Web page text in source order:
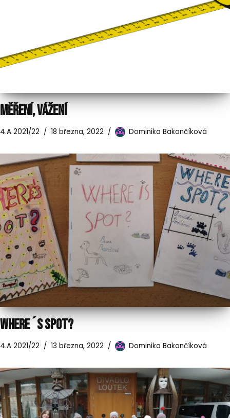
MĚŘENÍ, VÁŽENÍ
4.A 2021/22 18 března, 2022 Dominika Bakončíková
WHERE´S SPOT?
4.A 2021/22 13 března, 2022 Dominika Bakončíková